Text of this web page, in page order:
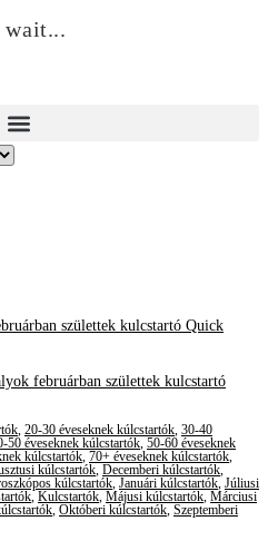
wait...
Quick
, 20-30 éveseknek kúlcstartók, 30-40
50 éveseknek kúlcstartók, 50-60 éveseknek
kúlcstartók, 70+ éveseknek kúlcstartók,
kúlcstartók, Decemberi kúlcstartók,
kúlcstartók, Januári kúlcstartók, Júliusi
, Kulcstartók, Májusi kúlcstartók, Márciusi
, Októberi kúlcstartók, Szeptemberi